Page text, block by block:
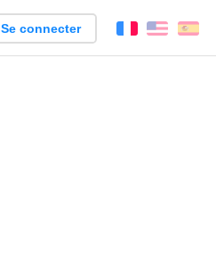
Se connecter FrançaisEnglish